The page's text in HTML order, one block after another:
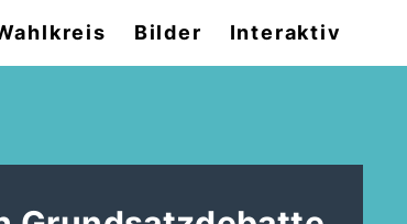
Bilder Interaktiv